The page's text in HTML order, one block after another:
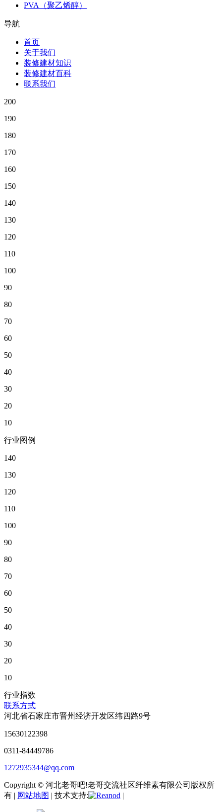
PVA（聚乙烯醇）
导航
首页
关于我们
装修建材知识
装修建材百科
联系我们
200
190
180
170
160
150
140
130
120
110
100
90
80
70
60
50
40
30
20
10
行业图例
140
130
120
110
100
90
80
70
60
50
40
30
20
10
行业指数
联系方式
河北省石家庄市晋州经济开发区纬四路9号
15630122398
0311-84449786
1272935344@qq.com
Copyright © 河北老哥吧!老哥交流社区纤维素有限公司版权所
有 | 网站地图 | 技术支持: |